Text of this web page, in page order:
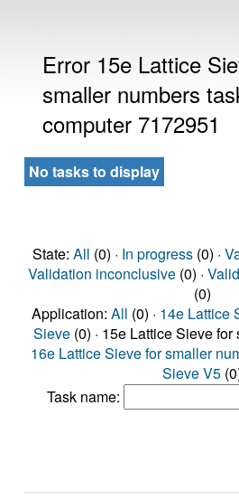
Error 15e Lattice
smaller numbers
computer 7172951
No tasks to display
State: All (0) · In progress(0) ·
Validation inconclusive(0) · Valid
(0)
Application: All (0) · 14e Lattice
Sieve (0) · 15e Lattice Sieve for
16e Lattice Sieve for smaller
Sieve V5
Task name: